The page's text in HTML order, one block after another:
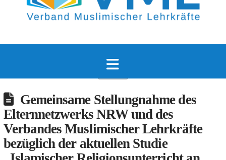
Navigation
Gemeinsame Stellungnahme des
Elternnetzwerks NRW und des
Verbandes Muslimischer Lehrkräfte
bezüglich der aktuellen Studie